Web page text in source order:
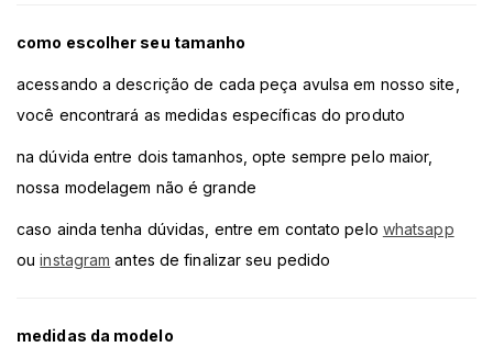
como escolher seu tamanho
acessando a descrição de cada peça avulsa em nosso site,
você encontrará as medidas específicas do produto
na dúvida entre dois tamanhos, opte sempre pelo maior,
nossa modelagem não é grande
caso ainda tenha dúvidas, entre em contato pelo whatsapp
ouinstagram antes de finalizar seu pedido
medidas da modelo